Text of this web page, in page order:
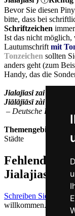
Bevor Sie diesen
bitte, dass bei
Schriftzeichen
Ist das nicht möglich,
Lautumschrift mit
Tonzeichen sollten
anders geht (zum
Handy, das die
Jialajiasi zai nage
Jiālājiāsī zài năge
– Deutsche
Themengebiet
Städte
Fehlende
Jialajiasi auf
Schreiben Sie uns!
willkommen.